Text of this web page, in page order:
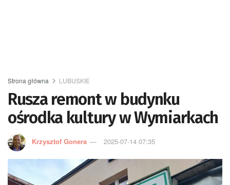
Strona główna LUBUSKIE
Rusza remont w budynku
ośrodka kultury w Wymiarkach
Krzysztof Gonera 2025-07-14 07:35